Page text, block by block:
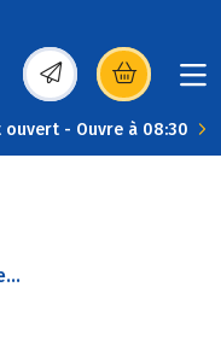
(s’ouvre dans une
ouvert - Ouvre à 08:30